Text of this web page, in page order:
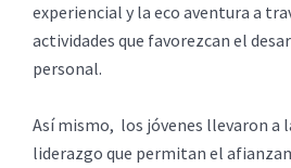
experiencial y la eco aventura a
actividades que favorezcan el
personal.
Así mismo, los jóvenes llevaron a
liderazgo que permitan el